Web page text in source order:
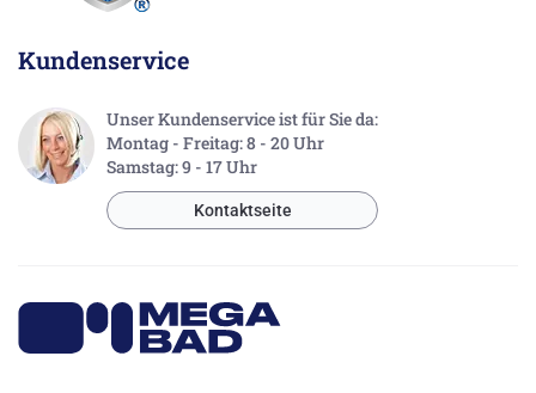
Kundenservice
Unser Kundenservice ist für Sie da:
Montag - Freitag: 8 - 20 Uhr
Samstag: 9 - 17 Uhr
Kontaktseite